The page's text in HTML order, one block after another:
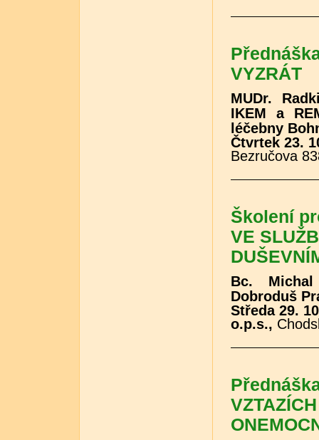
VYZRÁT
MUDr.
IKEM a
léčebny
Čtvrtek 23.
Bezručova
Školení
VE
Bc.
Dobroduš
Středa 29.
o.p.s.,